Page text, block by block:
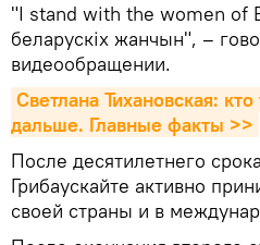
"I stand with the women of
беларускiх жанчын", –
видеообращении.
Светлана Тихановская:
дальше. Главные факты >>
После десятилетнего
Грибаускайте активно
своей страны и в